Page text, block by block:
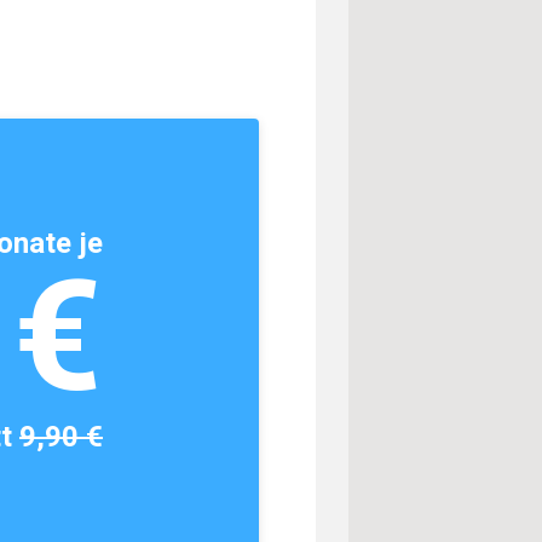
je
9,90 €